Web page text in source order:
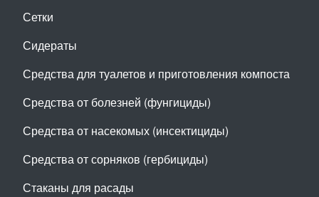
Сетки
Сидераты
Средства для туалетов и приготовления компоста
Средства от болезней (фунгициды)
Средства от насекомых (инсектициды)
Средства от сорняков (гербициды)
Стаканы для расады